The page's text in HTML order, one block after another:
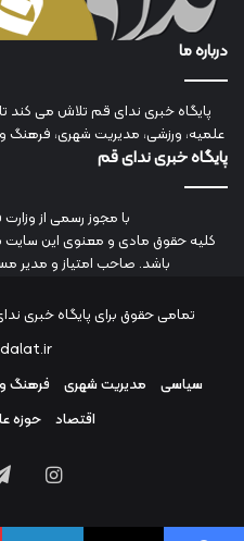
درباره ما
پایگاه خبری ندای قم تلاش می کند
علمیه، ورزشی، مدیریت شهری، فرهنگ و
پایگاه خبری ندای قم
با مجوز رسمی از
کلیه حقوق مادی و معنوی این سایت
باشد. صاحب امتیاز و مدیر
تمامی حقوق برای پایگاه خبری
سیاسی
مدیریت شهری فرهنگ
اقتصاد
حوزه